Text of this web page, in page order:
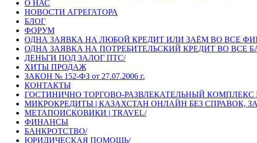
О НАС
НОВОСТИ АГРЕГАТОРА
БЛОГ
ФОРУМ
ОДНА ЗАЯВКА НА ЛЮБОЙ КРЕДИТ ИЛИ ЗАЁМ ВО ВСЕ
ОДНА ЗАЯВКА НА ПОТРЕБИТЕЛЬСКИЙ КРЕДИТ ВО ВСЕ
ДЕНЬГИ ПОД ЗАЛОГ ПТС/
ХИТЫ ПРОДАЖ
ЗАКОН № 152-ФЗ от 27.07.2006 г.
КОНТАКТЫ
ГОСТИНИЧНО ТОРГОВО-РАЗВЛЕКАТЕЛЬНЫЙ
МИКРОКРЕДИТЫ | КАЗАХСТАН ОНЛАЙН БЕЗ СПРАВОК,
МЕТАПОИСКОВИКИ | TRAVEL/
ФИНАНСЫ
БАНКРОТСТВО/
ЮРИДИЧЕСКАЯ ПОМОЩЬ/